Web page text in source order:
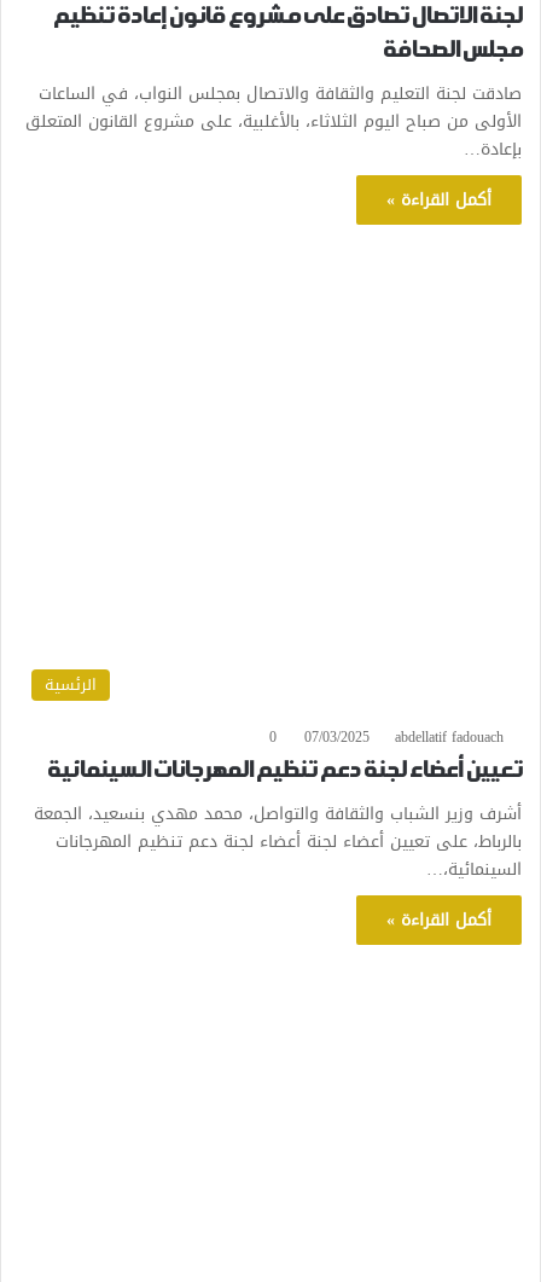
لجنة الاتصال تصادق على مشروع قانون إعادة تنظيم
مجلس الصحافة
صادقت لجنة التعليم والثقافة والاتصال بمجلس النواب، في الساعات
الأولى من صباح اليوم الثلاثاء، بالأغلبية، على مشروع القانون المتعلق
بإعادة…
أكمل القراءة »
الرئسية
abdellatif fadouach
07/03/2025
0
تعيين أعضاء لجنة دعم تنظيم المهرجانات السينمائية
أشرف وزير الشباب والثقافة والتواصل، محمد مهدي بنسعيد، الجمعة
بالرباط، على تعيين أعضاء لجنة أعضاء لجنة دعم تنظيم المهرجانات
السينمائية،…
أكمل القراءة »